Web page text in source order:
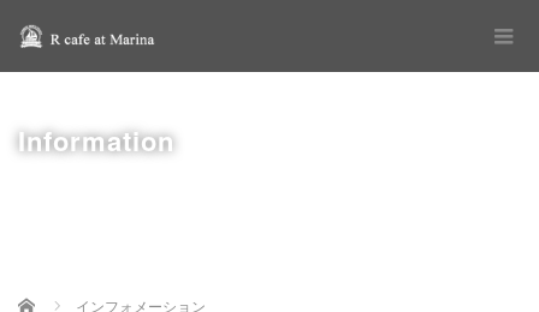
Information
Home
インフォメーション